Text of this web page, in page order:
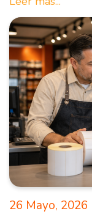
26 Mayo, 2026